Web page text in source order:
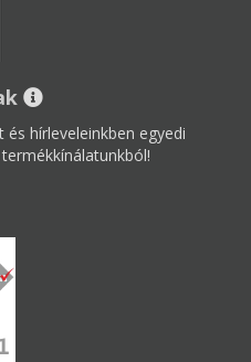
hírleveleinkben egyedi